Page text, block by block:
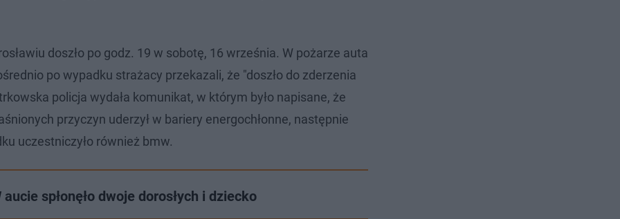
doszło po godz. 19 w sobotę, 16 września. W pożarze auta
po wypadku strażacy przekazali, że "doszło do zderzenia
policja wydała komunikat, w którym było napisane, że
przyczyn uderzył w bariery energochłonne, następnie
uczestniczyło również bmw.
spłonęło dwoje dorosłych i dziecko